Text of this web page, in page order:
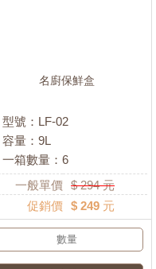
名廚保鮮盒
型號：LF-02
容量：9L
一箱數量：6
一般單價 $294元
促銷價 $ 249 元